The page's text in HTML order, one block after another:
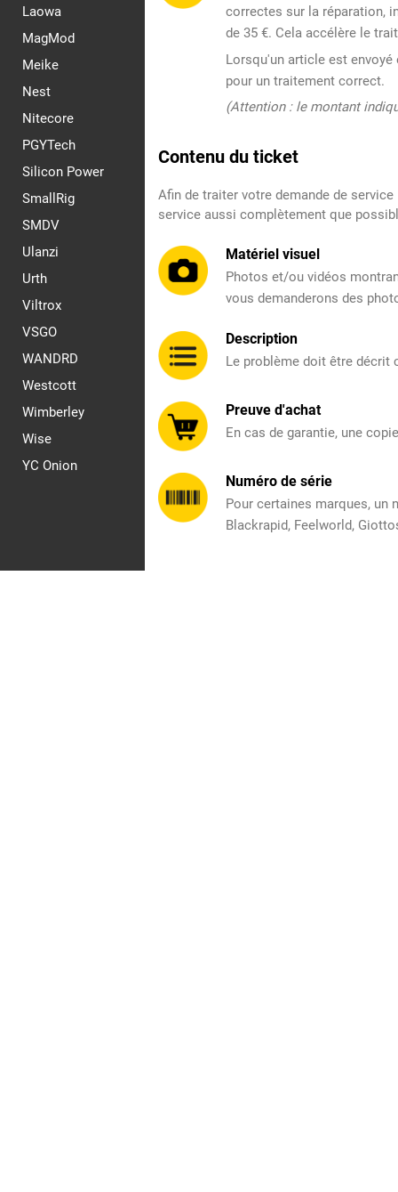
Laowa
MagMod
Meike
Nest
Nitecore
PGYTech
Silicon Power
SmallRig
SMDV
Ulanzi
Urth
Viltrox
VSGO
WANDRD
Westcott
Wimberley
Wise
YC Onion
correctes sur la réparation,
de 35 €. Cela accélère le
Lorsqu'un article est
pour un traitement correct.
(Attention : le montant
Contenu du ticket
Afin de traiter votre demande de
service aussi complètement que
Matériel visuel
Photos et/ou vidéos
vous demanderons des
Description
Le problème doit être
Preuve d'achat
En cas de garantie, une
Numéro de série
Pour certaines marques,
Blackrapid, Feelworld,